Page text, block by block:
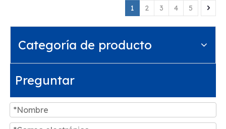
1 2 3 4 5
Categoría de producto
Preguntar